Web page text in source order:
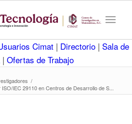
Cimat | Directorio | Sala de
| Ofertas de Trabajo
/
IEC 29110 en Centros de Desarrollo de S...